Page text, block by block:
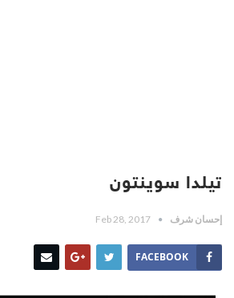
تيلدا سوينتون
إحسان شرف Feb 28, 2017
FACEBOOK